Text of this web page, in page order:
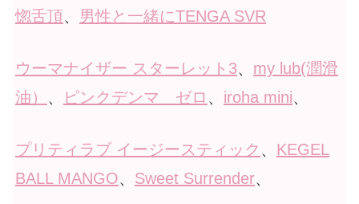
惚舌頂、 男性と一緒にTENGA SVR
ウーマナイザー スターレット3、 my lub(潤滑
油） 、 ピンクデンマ ゼロ 、 iroha mini、
プリティラブ イージースティック 、 KEGEL
BALL MANGO、 Sweet Surrender、